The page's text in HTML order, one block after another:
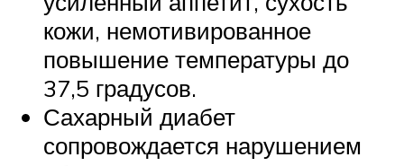
кожи, немотивированное
повышение температуры до
37,5 градусов.
Сахарный диабет
сопровождается нарушением